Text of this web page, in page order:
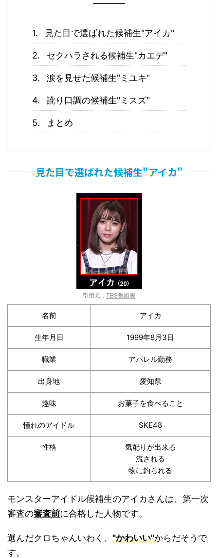
見た目で選ばれた候補生"アイカ"
セクハラされる候補生"カエデ"
涙を見せた候補生"ミユキ"
訛り口調の候補生"ミスズ"
まとめ
見た目で選ばれた候補生"アイカ"
引用元： TBS番組表
名前 アイカ
生年月日 1999年8月3日
職業 アパレル勤務
出身地 愛知県
趣味 お菓子を食べること
憧れのアイドル SKE48
性格
気配りが出来る
流される
物に釣られる
モンスターアイドル候補生のアイカさんは、第一次
審査の審査前に合格した人物です。
選んだクロちゃんいわく、 "かわいい"からだそうで
す。